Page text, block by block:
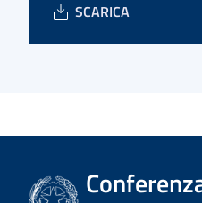
SCARICA